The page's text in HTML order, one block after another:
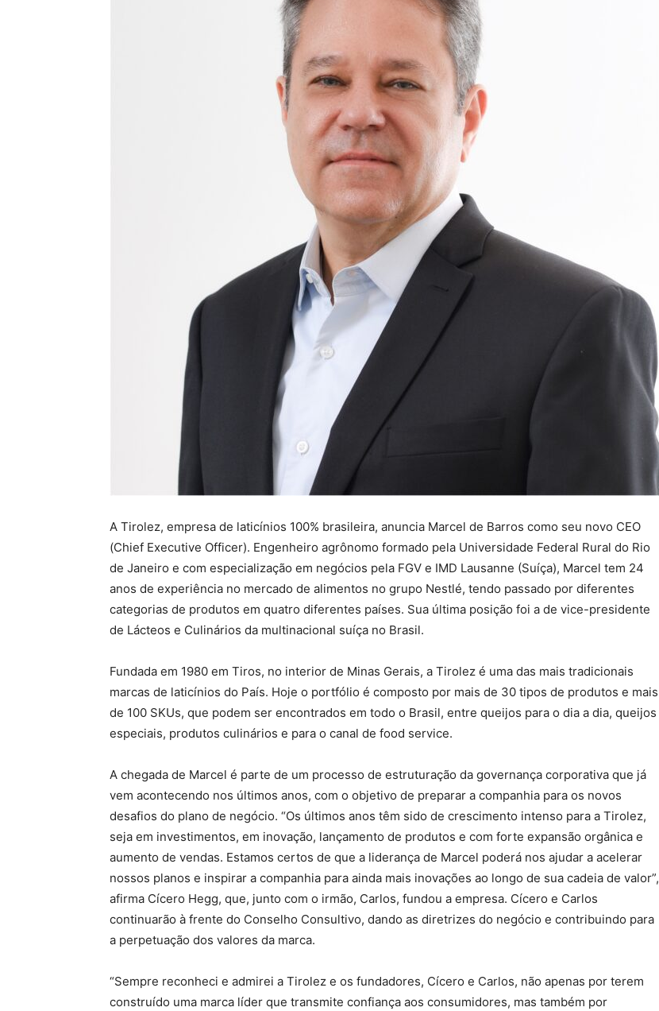
A Tirolez, empresa de laticínios 100% brasileira, anuncia Marcel de Barros como seu novo CEO
(Chief Executive Officer). Engenheiro agrônomo formado pela Universidade Federal Rural do Rio
de Janeiro e com especialização em negócios pela FGV e IMD Lausanne (Suíça), Marcel tem 24
anos de experiência no mercado de alimentos no grupo Nestlé, tendo passado por diferentes
categorias de produtos em quatro diferentes países. Sua última posição foi a de vice-presidente
de Lácteos e Culinários da multinacional suíça no Brasil.
Fundada em 1980 em Tiros, no interior de Minas Gerais, a Tirolez é uma das mais tradicionais
marcas de laticínios do País. Hoje o portfólio é composto por mais de 30 tipos de produtos e mais
de 100 SKUs, que podem ser encontrados em todo o Brasil, entre queijos para o dia a dia, queijos
especiais, produtos culinários e para o canal de food service.
A chegada de Marcel é parte de um processo de estruturação da governança corporativa que já
vem acontecendo nos últimos anos, com o objetivo de preparar a companhia para os novos
desafios do plano de negócio. “Os últimos anos têm sido de crescimento intenso para a Tirolez,
seja em investimentos, em inovação, lançamento de produtos e com forte expansão orgânica e
aumento de vendas. Estamos certos de que a liderança de Marcel poderá nos ajudar a acelerar
nossos planos e inspirar a companhia para ainda mais inovações ao longo de sua cadeia de valor”,
afirma Cícero Hegg, que, junto com o irmão, Carlos, fundou a empresa. Cícero e Carlos
continuarão à frente do Conselho Consultivo, dando as diretrizes do negócio e contribuindo para
a perpetuação dos valores da marca.
“Sempre reconheci e admirei a Tirolez e os fundadores, Cícero e Carlos, não apenas por terem
construído uma marca líder que transmite confiança aos consumidores, mas também por